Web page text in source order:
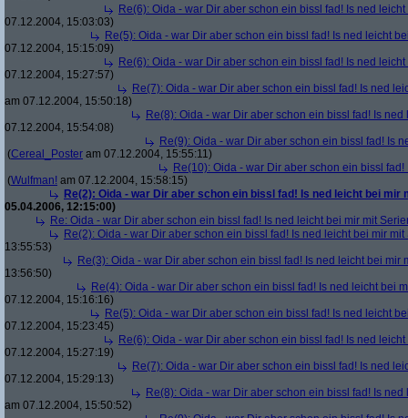
Re(6): Oida - war Dir aber schon ein bissl fad! Is ned
07.12.2004, 15:03:03)
Re(5): Oida - war Dir aber schon ein bissl fad! Is ned leicht
07.12.2004, 15:15:09)
Re(6): Oida - war Dir aber schon ein bissl fad! Is ned
07.12.2004, 15:27:57)
Re(7): Oida - war Dir aber schon ein bissl fad! Is ned
am 07.12.2004, 15:50:18)
Re(8): Oida - war Dir aber schon ein bissl fad! Is
07.12.2004, 15:54:08)
Re(9): Oida - war Dir aber schon ein bissl fad! Is
(Cereal_Poster am 07.12.2004, 15:55:11)
Re(10): Oida - war Dir aber schon ein bissl
(Wulfman! am 07.12.2004, 15:58:15)
Re(2): Oida - war Dir aber schon ein bissl fad! Is ned leicht bei mir
05.04.2006, 12:15:00)
Re: Oida - war Dir aber schon ein bissl fad! Is ned leicht bei mir mit
Re(2): Oida - war Dir aber schon ein bissl fad! Is ned leicht bei mir mit
13:55:53)
Re(3): Oida - war Dir aber schon ein bissl fad! Is ned leicht bei mir
13:56:50)
Re(4): Oida - war Dir aber schon ein bissl fad! Is ned leicht bei
07.12.2004, 15:16:16)
Re(5): Oida - war Dir aber schon ein bissl fad! Is ned leicht
07.12.2004, 15:23:45)
Re(6): Oida - war Dir aber schon ein bissl fad! Is ned
07.12.2004, 15:27:19)
Re(7): Oida - war Dir aber schon ein bissl fad! Is ned
07.12.2004, 15:29:13)
Re(8): Oida - war Dir aber schon ein bissl fad! Is
am 07.12.2004, 15:50:52)